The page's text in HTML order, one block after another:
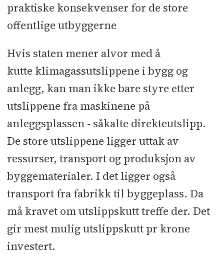
praktiske konsekvenser for de store
offentlige utbyggerne
Hvis staten mener alvor med å
kutte klimagassutslippene i bygg og
anlegg, kan man ikke bare styre etter
utslippene fra maskinene på
anleggsplassen - såkalte direkteutslipp.
De store utslippene ligger uttak av
ressurser, transport og produksjon av
byggematerialer. I det ligger også
transport fra fabrikk til byggeplass. Da
må kravet om utslippskutt treffe der. Det
gir mest mulig utslippskutt pr krone
investert.